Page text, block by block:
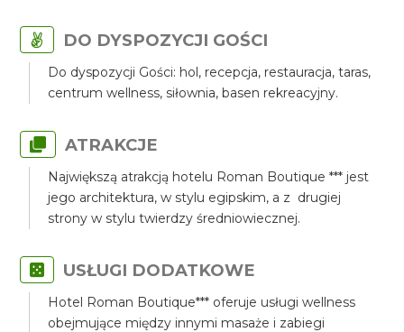
DO DYSPOZYCJI GOŚCI
Do dyspozycji Gości: hol, recepcja, restauracja, taras,
centrum wellness, siłownia, basen rekreacyjny.
ATRAKCJE
Największą atrakcją hotelu Roman Boutique *** jest
jego architektura, w stylu egipskim, a z drugiej
strony w stylu twierdzy średniowiecznej.
USŁUGI DODATKOWE
Hotel Roman Boutique*** oferuje usługi wellness
obejmujące między innymi masaże i zabiegi